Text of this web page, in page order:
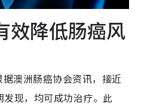
效降低肠癌风
澳洲肠癌协会资讯，接近
现，均可成功治疗。此